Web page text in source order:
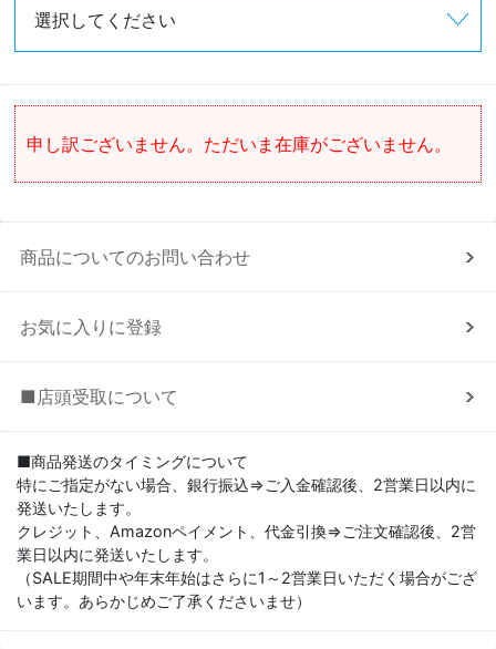
申し訳ございません。ただいま在庫がございません。
商品についてのお問い合わせ
お気に入りに登録
■店頭受取について
■商品発送のタイミングについて
特にご指定がない場合、銀行振込⇒ご入金確認後、2営業日以内に
発送いたします。
クレジット、Amazonペイメント、代金引換⇒ご注文確認後、2営
業日以内に発送いたします。
（SALE期間中や年末年始はさらに1～2営業日いただく場合がござ
います。あらかじめご了承くださいませ）